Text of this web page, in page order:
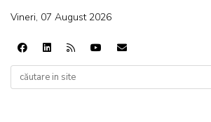
Vineri, 07 August 2026